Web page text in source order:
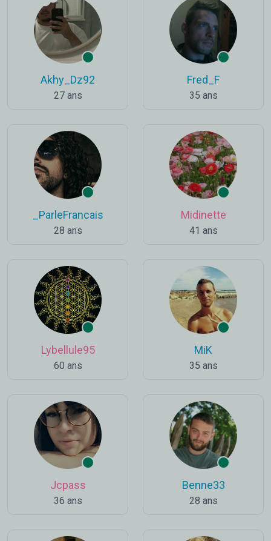
Akhy_Dz92
27 ans
Fred_F
35 ans
_ParleFrancais
28 ans
Midinette
41 ans
Lybellule95
60 ans
MiK
35 ans
Jcpass
36 ans
Benne33
28 ans